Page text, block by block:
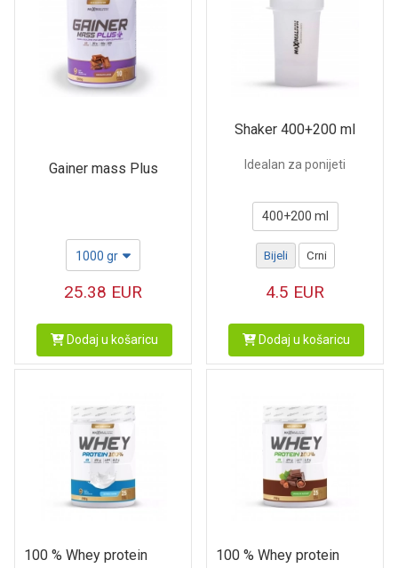
Gainer mass Plus
1000 gr
25.38 EUR
Dodaj u košaricu
Shaker 400+200 ml
Idealan za ponijeti
400+200 ml
Bijeli Crni
4.5 EUR
Dodaj u košaricu
100 % Whey protein
100 % Whey protein